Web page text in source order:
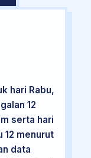
hari Rabu,
12
serta hari
12 menurut
data